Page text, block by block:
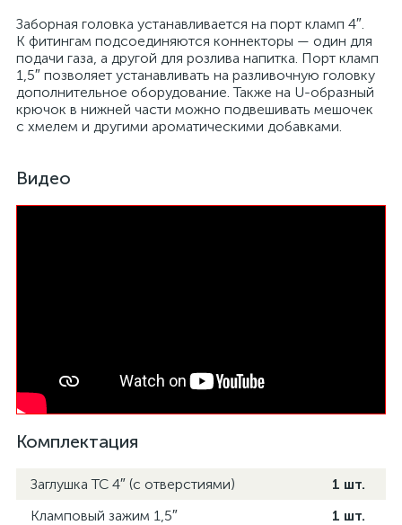
Заборная головка устанавливается на порт кламп 4″.
К фитингам подсоединяются коннекторы — один для
подачи газа, а другой для розлива напитка. Порт кламп
1,5″ позволяет устанавливать на разливочную головку
дополнительное оборудование. Также на U-образный
крючок в нижней части можно подвешивать мешочек
с хмелем и другими ароматическими добавками.
Видео
Комплектация
Заглушка TC 4″ (с отверстиями)
1 шт.
Кламповый зажим 1,5″
1 шт.